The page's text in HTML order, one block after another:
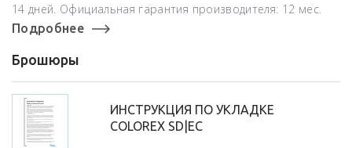
14 дней. Официальная гарантия производителя: 12 мес.
Подробнее
Брошюры
ИНСТРУКЦИЯ ПО УКЛАДКЕ
COLOREX SD|EC